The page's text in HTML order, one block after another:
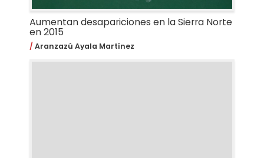
Aumentan desapariciones en la Sierra Norte
en 2015
Aranzazú Ayala Martínez